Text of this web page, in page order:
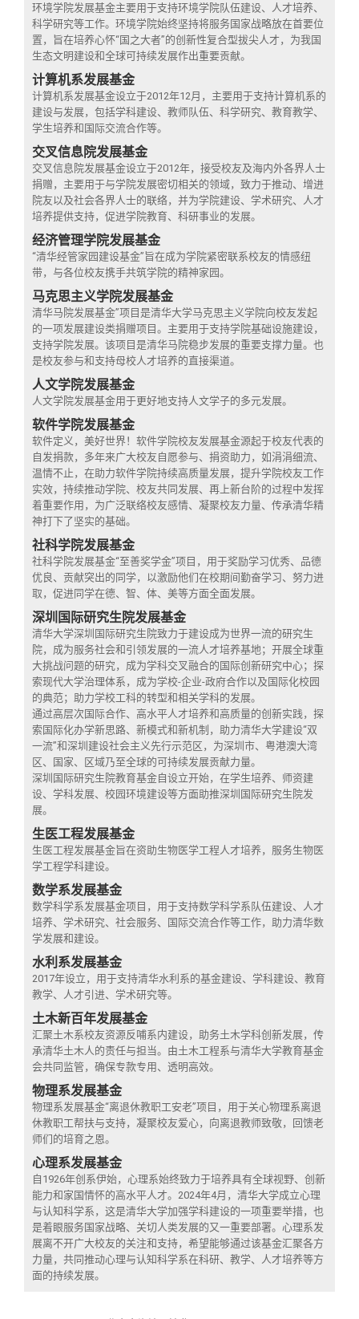
环境学院发展基金主要用于支持环境学院队伍建设、人才培养、
科学研究等工作。环境学院始终坚持将服务国家战略放在首要位
置，旨在培养心怀“国之大者”的创新性复合型拔尖人才，为我国
生态文明建设和全球可持续发展作出重要贡献。
计算机系发展基金
计算机系发展基金设立于2012年12月，主要用于支持计算机系的
建设与发展，包括学科建设、教师队伍、科学研究、教育教学、
学生培养和国际交流合作等。
交叉信息院发展基金
交叉信息院发展基金设立于2012年，接受校友及海内外各界人士
捐赠，主要用于与学院发展密切相关的领域，致力于推动、增进
院友以及社会各界人士的联络，并为学院建设、学术研究、人才
培养提供支持，促进学院教育、科研事业的发展。
经济管理学院发展基金
“清华经管家园建设基金”旨在成为学院紧密联系校友的情感纽
带，与各位校友携手共筑学院的精神家园。
马克思主义学院发展基金
清华马院发展基金”项目是清华大学马克思主义学院向校友发起
的一项发展建设类捐赠项目。主要用于支持学院基础设施建设，
支持学院发展。该项目是清华马院稳步发展的重要支撑力量。也
是校友参与和支持母校人才培养的直接渠道。
人文学院发展基金
人文学院发展基金用于更好地支持人文学子的多元发展。
软件学院发展基金
软件定义，美好世界！软件学院校友发展基金源起于校友代表的
自发捐款，多年来广大校友自愿参与、捐资助力，如涓涓细流、
温情不止，在助力软件学院持续高质量发展，提升学院校友工作
实效，持续推动学院、校友共同发展、再上新台阶的过程中发挥
着重要作用，为广泛联络校友感情、凝聚校友力量、传承清华精
神打下了坚实的基础。
社科学院发展基金
社科学院发展基金“至善奖学金”项目，用于奖励学习优秀、品德
优良、贡献突出的同学，以激励他们在校期间勤奋学习、努力进
取，促进同学在德、智、体、美等方面全面发展。
深圳国际研究生院发展基金
清华大学深圳国际研究生院致力于建设成为世界一流的研究生
院，成为服务社会和引领发展的一流人才培养基地；开展全球重
大挑战问题的研究，成为学科交叉融合的国际创新研究中心；探
索现代大学治理体系，成为学校-企业-政府合作以及国际化校园
的典范；助力学校工科的转型和相关学科的发展。
通过高层次国际合作、高水平人才培养和高质量的创新实践，探
索国际化办学新思路、新模式和新机制，助力清华大学建设“双
一流”和深圳建设社会主义先行示范区，为深圳市、粤港澳大湾
区、国家、区域乃至全球的可持续发展贡献力量。
深圳国际研究生院教育基金自设立开始，在学生培养、师资建
设、学科发展、校园环境建设等方面助推深圳国际研究生院发
展。
生医工程发展基金
生医工程发展基金旨在资助生物医学工程人才培养，服务生物医
学工程学科建设。
数学系发展基金
数学科学系发展基金项目，用于支持数学科学系队伍建设、人才
培养、学术研究、社会服务、国际交流合作等工作，助力清华数
学发展和建设。
水利系发展基金
2017年设立，用于支持清华水利系的基金建设、学科建设、教育
教学、人才引进、学术研究等。
土木新百年发展基金
汇聚土木系校友资源反哺系内建设，助务土木学科创新发展，传
承清华土木人的责任与担当。由土木工程系与清华大学教育基金
会共同监管，确保专款专用、透明高效。
物理系发展基金
物理系发展基金“离退休教职工安老”项目，用于关心物理系离退
休教职工帮扶与支持，凝聚校友爱心，向离退教师致敬，回馈老
师们的培育之恩。
心理系发展基金
自1926年创系伊始，心理系始终致力于培养具有全球视野、创新
能力和家国情怀的高水平人才。2024年4月，清华大学成立心理
与认知科学系，这是清华大学加强学科建设的一项重要举措，也
是着眼服务国家战略、关切人类发展的又一重要部署。心理系发
展离不开广大校友的关注和支持，希望能够通过该基金汇聚各方
力量，共同推动心理与认知科学系在科研、教学、人才培养等方
面的持续发展。